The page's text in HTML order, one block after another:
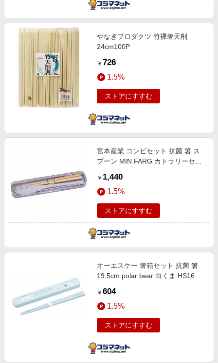
やなぎプロダクツ 竹裸箸天削
24cm100P
￥ 726
1.5%
ストアにすすむ
宮本産業 コンビセット 抗菌 箸 ス
プーン MIN FARG カトラリーセッ
￥ 1,440
1.5%
ストアにすすむ
オーエスケー 箸箱セット 抗菌 箸
19.5cm polar bear 白くま HS16
￥ 604
1.5%
ストアにすすむ